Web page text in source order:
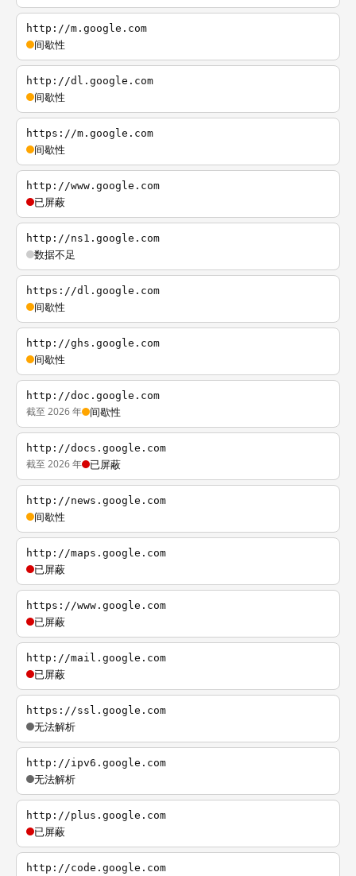
http://m.google.com
间歇性
http://dl.google.com
间歇性
https://m.google.com
间歇性
http://www.google.com
已屏蔽
http://ns1.google.com
数据不足
https://dl.google.com
间歇性
http://ghs.google.com
间歇性
http://doc.google.com
截至 2026 年 间歇性
http://docs.google.com
截至 2026 年 已屏蔽
http://news.google.com
间歇性
http://maps.google.com
已屏蔽
https://www.google.com
已屏蔽
http://mail.google.com
已屏蔽
https://ssl.google.com
无法解析
http://ipv6.google.com
无法解析
http://plus.google.com
已屏蔽
http://code.google.com